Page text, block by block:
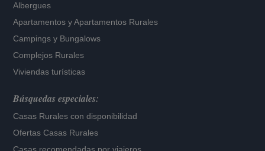
Albergues
Apartamentos yApartamentos Rurales
Campings y Bungalows
Complejos Rurales
Viviendas turísticas
Búsquedas especiales:
Casas Rurales con disponibilidad
Ofertas Casas Rurales